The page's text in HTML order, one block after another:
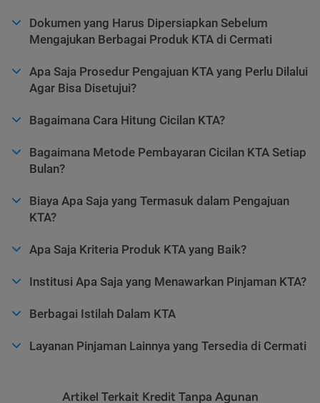
Dokumen yang Harus Dipersiapkan Sebelum
Mengajukan Berbagai Produk KTA di Cermati
Apa Saja Prosedur Pengajuan KTA yang Perlu Dilalui
Agar Bisa Disetujui?
Bagaimana Cara Hitung Cicilan KTA?
Bagaimana Metode Pembayaran Cicilan KTA Setiap
Bulan?
Biaya Apa Saja yang Termasuk dalam Pengajuan
KTA?
Apa Saja Kriteria Produk KTA yang Baik?
Institusi Apa Saja yang Menawarkan Pinjaman KTA?
Berbagai Istilah Dalam KTA
Layanan Pinjaman Lainnya yang Tersedia di Cermati
Artikel Terkait Kredit Tanpa Agunan